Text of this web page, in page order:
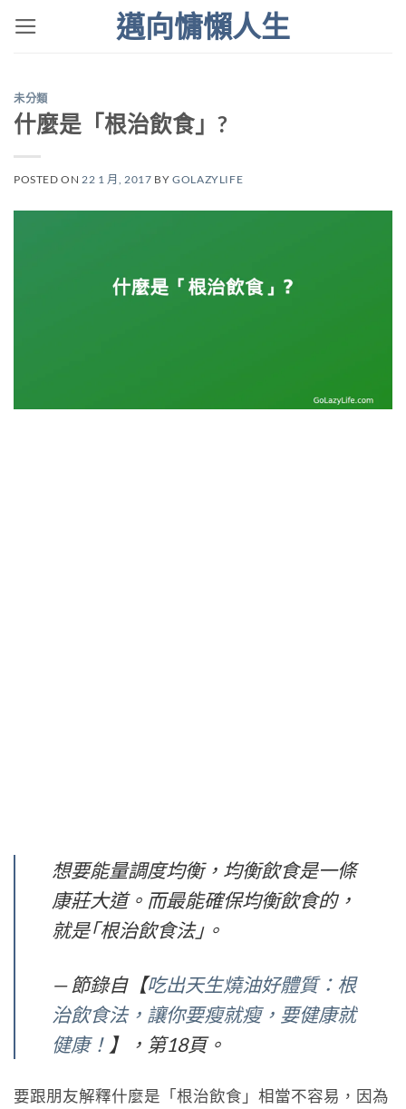
邁向慵懶人生
未分類
什麼是「根治飲食」?
POSTED ON22 1 月, 2017 BYGOLAZYLIFE
想要能量調度均衡，均衡飲食是一條
康莊大道。而最能確保均衡飲食的，
就是｢根治飲食法｣。
— 節錄自【吃出天生燒油好體質：根
治飲食法，讓你要瘦就瘦，要健康就
健康！ 】，第18頁。
要跟朋友解釋什麼是「根治飲食」相當不容易，因為